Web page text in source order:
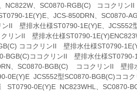
NC822W、SC0870-RGB(C) ココクリン
1E(Y)E、JCS-850DRN、SC0870-
II 壁排水仕様ST0790-1E(Y)E、
クリンII 壁排水仕様ST0790-
ココクリンII 壁排水仕様ST0790-
BGB(C)ココクリンII 壁排水仕様
、SC0870-BGB(C) ココクリンII 壁
JCS552型SC0870-BGB(C)ココク
ST0790-0E(Y)E NC823WHL、